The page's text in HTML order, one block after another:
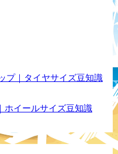
プ｜タイヤサイズ豆知識
ホイールサイズ豆知識